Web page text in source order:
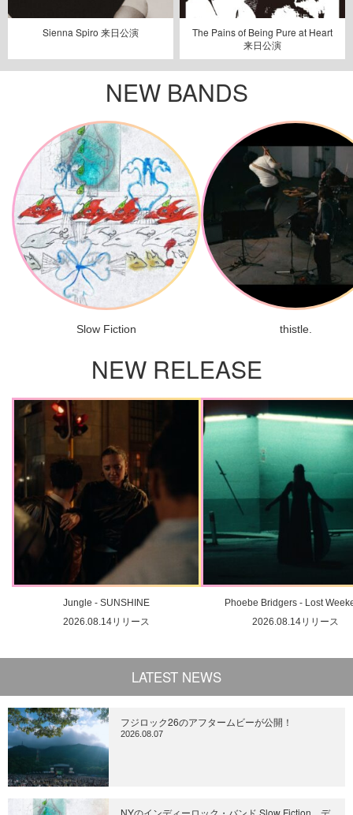
Sienna Spiro 来日公演
The Pains of Being Pure at Heart
来日公演
NEW BANDS
Slow Fiction thistle.
NEW RELEASE
Jungle - SUNSHINE
2026.08.14リリース
Phoebe Bridgers - Lost
2026.08.14リリース
LATEST NEWS
フジロック26のアフタームビーが公開！
2026.08.07
NYのインディーロック・バンド Slow Fiction、デ